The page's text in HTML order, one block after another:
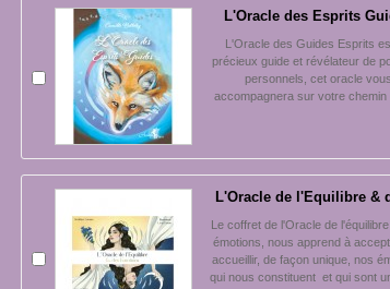
L'Oracle des Esprits
L'Oracle des Guides Esprits
précieux guide et révélateur de
personnels, cet oracle vous
accompagnera sur votre chemin
L'Oracle de l'Equilibre &
Le coffret de l'Oracle de
émotions, nous apprend à
accueillir, de façon unique, nos
qui nous constituent et qui sont un